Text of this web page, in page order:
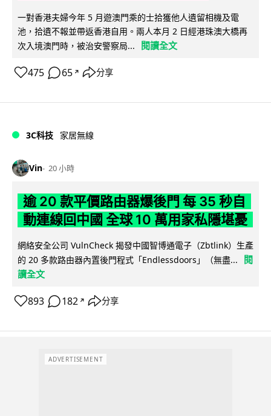
一對香港夫婦今年 5 月遊澳門乘的士拾獲他人遺留相機及電
池，拾遺不報並帶返香港自用。兩人本月 2 日經港珠澳大橋再
次入境澳門時，被治安警察局...
閱讀全文
475 65 ↗ 分享
3C科技 家居無線
Vin 20 小時
逾 20 款平價路由器爆後門 每 35 秒自
動連線回中國 全球 10 萬用家私隱堪憂
網絡安全公司 VulnCheck 揭發中國智博通電子（Zbtlink）生產
的 20 多款路由器內置後門程式「Endlessdoors」（無盡...
閱
讀全文
893 182 ↗ 分享
ADVERTISEMENT